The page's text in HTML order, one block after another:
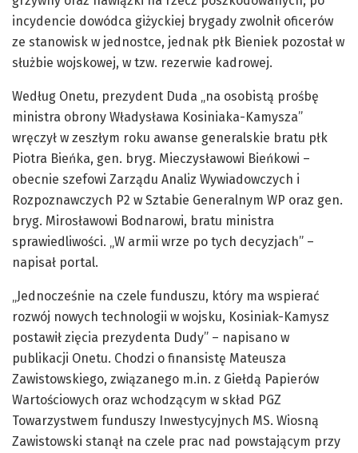
incydencie dowódca giżyckiej brygady zwolnił oficerów
ze stanowisk w jednostce, jednak płk Bieniek pozostał w
służbie wojskowej, w tzw. rezerwie kadrowej.
Według Onetu, prezydent Duda „na osobistą prośbę
ministra obrony Władysława Kosiniaka-Kamysza”
wręczył w zeszłym roku awanse generalskie bratu płk
Piotra Bieńka, gen. bryg. Mieczysławowi Bieńkowi –
obecnie szefowi Zarządu Analiz Wywiadowczych i
Rozpoznawczych P2 w Sztabie Generalnym WP oraz gen.
bryg. Mirosławowi Bodnarowi, bratu ministra
sprawiedliwości. „W armii wrze po tych decyzjach” –
napisał portal.
„Jednocześnie na czele funduszu, który ma wspierać
rozwój nowych technologii w wojsku, Kosiniak-Kamysz
postawił zięcia prezydenta Dudy” – napisano w
publikacji Onetu. Chodzi o finansistę Mateusza
Zawistowskiego, związanego m.in. z Giełdą Papierów
Wartościowych oraz wchodzącym w skład PGZ
Towarzystwem funduszy Inwestycyjnych MS. Wiosną
Zawistowski stanął na czele prac nad powstającym przy